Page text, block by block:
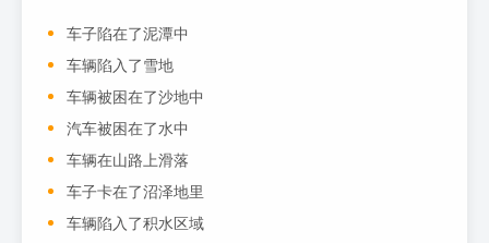
车子陷在了泥潭中
车辆陷入了雪地
车辆被困在了沙地中
汽车被困在了水中
车辆在山路上滑落
车子卡在了沼泽地里
车辆陷入了积水区域